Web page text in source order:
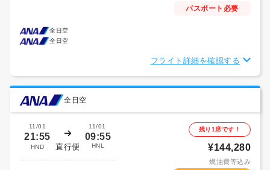
パスポート必要
全日空
全日空
フライト詳細を確認する
全日空
11/01
21:55
HND 直行便
11/01
09:55
HNL
残り1席です！
¥144,280
燃油費等込み